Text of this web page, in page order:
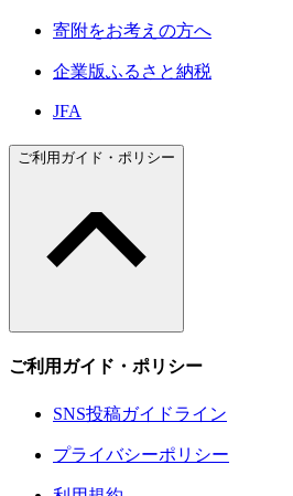
寄附をお考えの方へ
企業版ふるさと納税
JFA
ご利用ガイド・ポリシー
ご利用ガイド・ポリシー
SNS投稿ガイドライン
プライバシーポリシー